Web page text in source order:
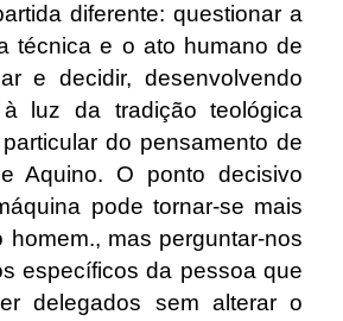
diferente: questionar a
técnica e o ato humano de
e decidir, desenvolvendo
luz da tradição teológica
do pensamento de
Aquino. O ponto decisivo
pode tornar-se mais
homem., mas perguntar-nos
específicos da pessoa que
delegados sem alterar o